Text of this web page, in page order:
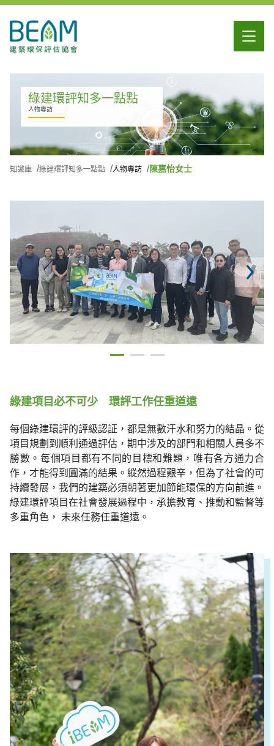
綠建環評知多一點點
人物專訪
知識庫 綠建環評知多一點點 人物專訪 陳嘉怡女士
綠建項目必不可少 環評工作任重道遠
每個綠建環評的評級認証 ， 都是無數汗水和努力的結晶。從
項目規劃 到順利通過評估 ， 期中涉及的部門和相關人員多不
勝數。每個項目都有不同的目標和難題，唯有各方通力合
作 ， 才能得到圓滿的結果。縱然過程艱辛， 但為了社會的可
持續發展 ， 我們的建築必須朝著更加節能環保的方向前進。
綠建環評項目在社會發展過程中，承擔教育、推動和監督等
多重角色， 未來任務任重道遠。